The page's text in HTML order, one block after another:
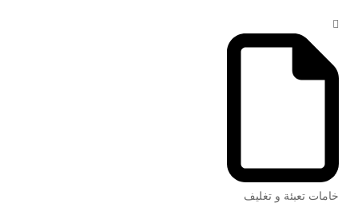
خامات تعبئة و تغليف